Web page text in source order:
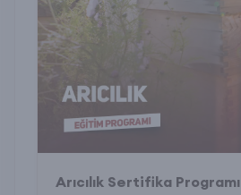
Arıcılık Sertifika Programı